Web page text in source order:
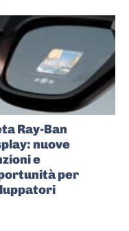
Ray-Ban
nuove
e
per